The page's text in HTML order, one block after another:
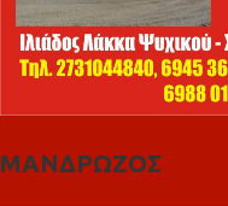
ΜΑΝΔΡΩΖΟΣ